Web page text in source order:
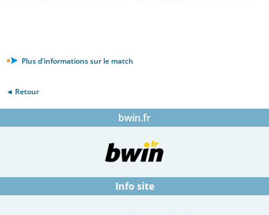
Plus d'informations sur le match
◄ Retour
bwin.fr
Info site